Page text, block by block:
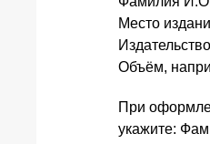
Место
Объём,
При
укажите: